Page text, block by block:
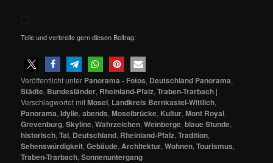
Teile und verbreite gern diesen Beitrag:
Veröffentlicht unter Panorama - Fotos, Deutschland Panorama,
Städte, Bundesländer, Rheinland-Pfalz,Traben-Trarbach |
Verschlagwortet mitMosel, Landkreis Bernkastel-Wittlich,
Panorama,Idylle,abends,Moselbrücke, Kultur,Mont Royal,
Grevenburg,Skyline,Wahrzeichen,Weinberge,blaue Stunde,
historisch,Tal, Deutschland, Rheinland-Pfalz,Tradition,
Sehenswürdigkeit,Gebäude, Architektur,Wohnen,Tourismus,
Traben-Trarbach,Sonnenuntergang